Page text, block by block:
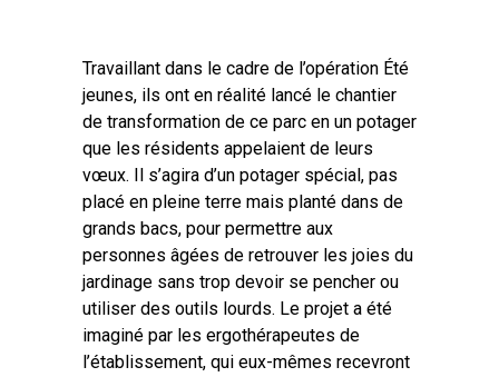
Travaillant dans le cadre de l’opération Été
jeunes, ils ont en réalité lancé le chantier
de transformation de ce parc en un potager
que les résidents appelaient de leurs
vœux. Il s’agira d’un potager spécial, pas
placé en pleine terre mais planté dans de
grands bacs, pour permettre aux
personnes âgées de retrouver les joies du
jardinage sans trop devoir se pencher ou
utiliser des outils lourds. Le projet a été
imaginé par les ergothérapeutes de
l’établissement, qui eux-mêmes recevront